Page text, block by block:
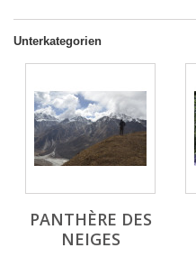
Unterkategorien
PANTHÈRE DES
NEIGES